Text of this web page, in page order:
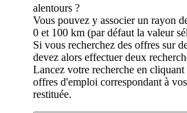
alentours ?
Vous pouvez y associer un rayon
0 et 100 km (par défaut la valeur
Si vous recherchez des offres sur
devez alors effectuer deux
Lancez votre recherche en
offres d'emploi correspondant à
restituée.